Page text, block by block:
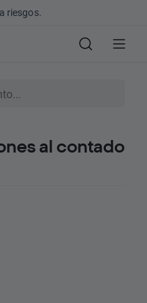
riesgos.
al contado